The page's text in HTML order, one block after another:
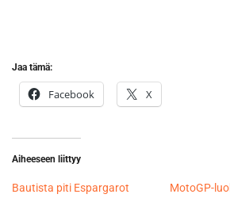
Jaa tämä:
Facebook X
Aiheeseen liittyy
Bautista piti Espargarot
MotoGP-